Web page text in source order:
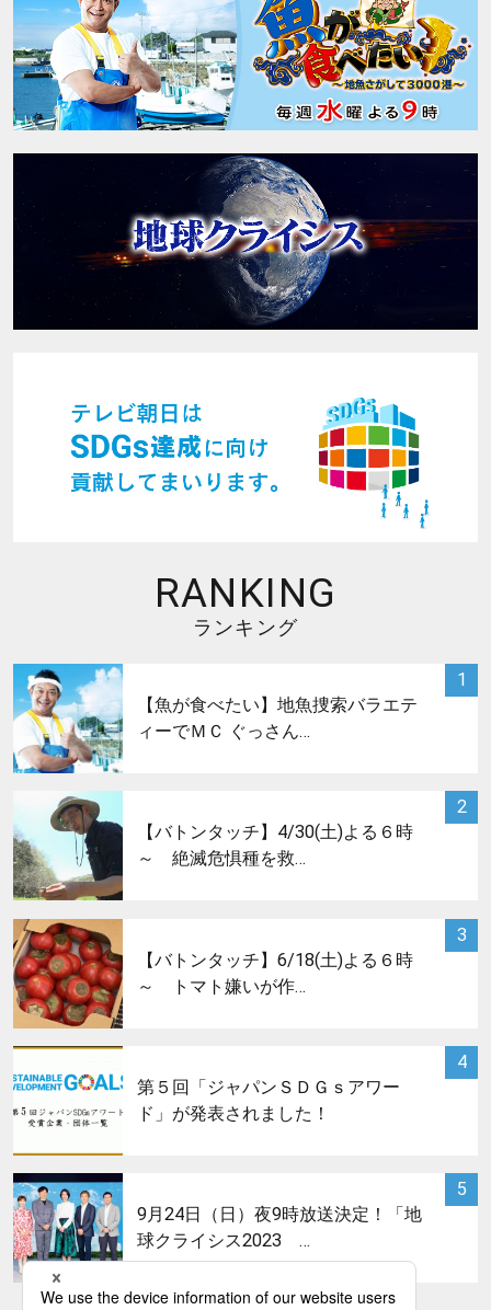
RANKING
ランキング
1
サムネイル
【魚が食べたい】地魚捜索バラエテ
ィーでＭＣ ぐっさん…
2
【バトンタッチ】4/30(土)よる６時
～ 絶滅危惧種を救…
3
【バトンタッチ】6/18(土)よる６時
～ トマト嫌いが作…
4
サムネイル
第５回「ジャパンＳＤＧｓアワー
ド」が発表されました！
5
サムネイル
9月24日（日）夜9時放送決定！「地
球クライシス2023 …